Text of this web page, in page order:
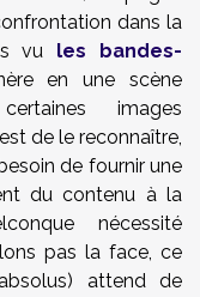
dans la
vu les bandes-
en une scène
images
de le reconnaître,
de fournir une
du contenu à la
nécessité
pas la face, ce
attend de